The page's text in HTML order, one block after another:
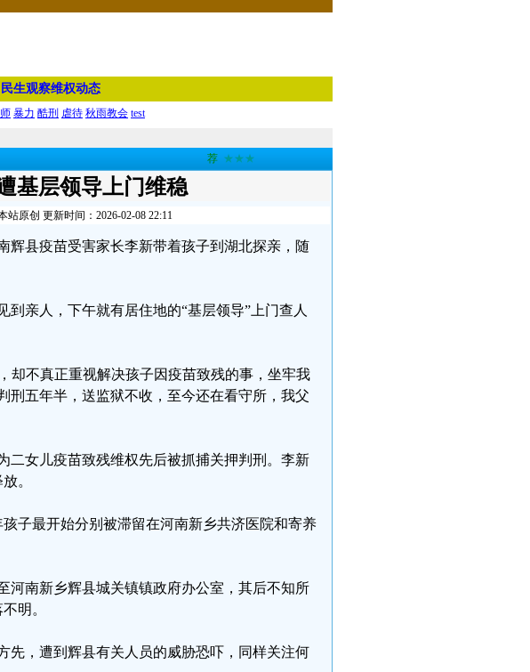
民生观察维权动态
暴力 酷刑 虐待 秋雨教会 test
荐 ★★★
基层领导上门维稳
原创 更新时间：2026-02-08 22:11
辉县疫苗受害家长李新带着孩子到湖北探亲，随
到亲人，下午就有居住地的“基层领导”上门查人
却不真正重视解决孩子因疫苗致残的事，坐牢我
刑五年半，送监狱不收，至今还在看守所，我父
二女儿疫苗致残维权先后被抓捕关押判刑。李新
。
子最开始分别被滞留在河南新乡共济医院和寄养
河南新乡辉县城关镇镇政府办公室，其后不知所
明。
先，遭到辉县有关人员的威胁恐吓，同样关注何